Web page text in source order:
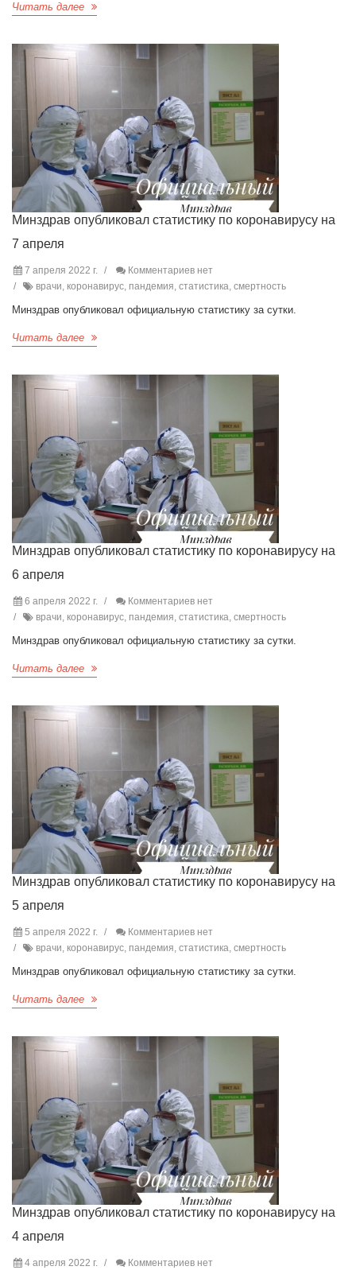
Читать далее
Минздрав опубликовал статистику по коронавирусу на
7 апреля
7 апреля 2022 г.
Комментариев нет
врачи, коронавирус, пандемия, статистика, смертность
Минздрав опубликовал официальную статистику за сутки.
Читать далее
Минздрав опубликовал статистику по коронавирусу на
6 апреля
6 апреля 2022 г.
Комментариев нет
врачи, коронавирус, пандемия, статистика, смертность
Минздрав опубликовал официальную статистику за сутки.
Читать далее
Минздрав опубликовал статистику по коронавирусу на
5 апреля
5 апреля 2022 г.
Комментариев нет
врачи, коронавирус, пандемия, статистика, смертность
Минздрав опубликовал официальную статистику за сутки.
Читать далее
Минздрав опубликовал статистику по коронавирусу на
4 апреля
4 апреля 2022 г.
Комментариев нет